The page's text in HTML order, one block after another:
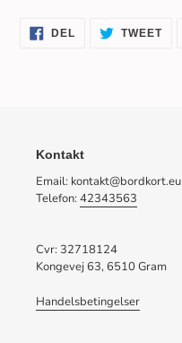
DEL TWEET
Kontakt
Email: kontakt@bordkort.eu
Telefon: 42343563
Cvr: 32718124
Kongevej 63, 6510 Gram
Handelsbetingelser